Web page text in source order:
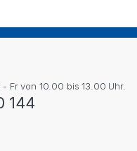
Fr von 10.00 bis 13.00 Uhr.
144